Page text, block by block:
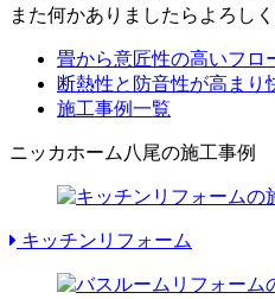
また何かありましたらよろし
畳から意匠性の高いフロ
断熱性と防音性が高まり
施工事例一覧
ニッカホーム八尾の施工事例
キッチンリフォーム